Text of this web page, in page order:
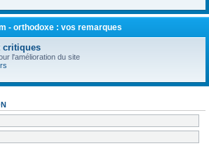
- orthodoxe : vos remarques
critiques
l'amélioration du site